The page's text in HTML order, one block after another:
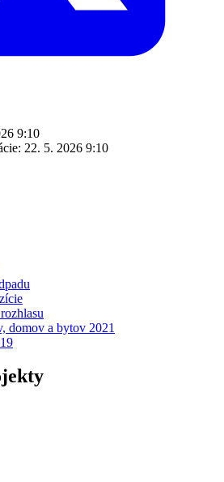
9:10
22. 5. 2026 9:10
domov a bytov 2021